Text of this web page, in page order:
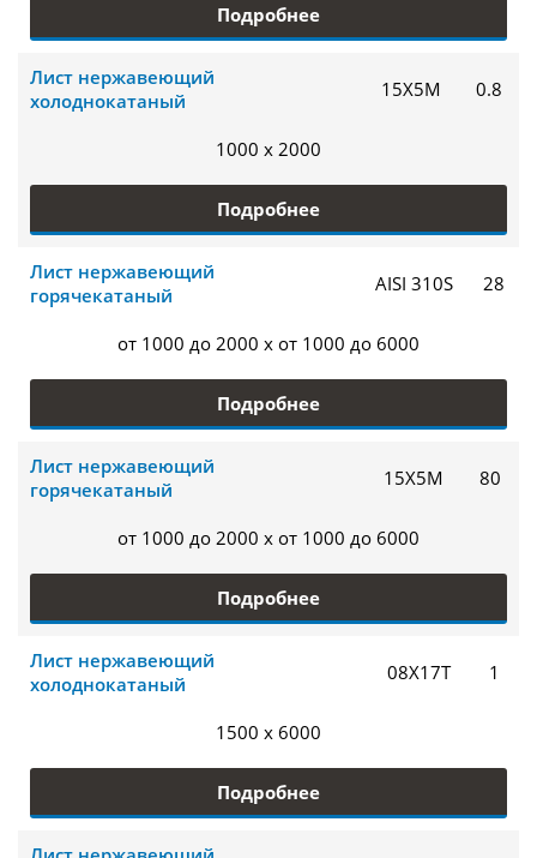
Подробнее
Лист нержавеющий
холоднокатаный
15Х5М 0.8
1000 x 2000
Подробнее
Лист нержавеющий
горячекатаный
AISI 310S 28
от 1000 до 2000 x от 1000 до 6000
Подробнее
Лист нержавеющий
горячекатаный
15Х5М 80
от 1000 до 2000 x от 1000 до 6000
Подробнее
Лист нержавеющий
холоднокатаный
08Х17Т 1
1500 x 6000
Подробнее